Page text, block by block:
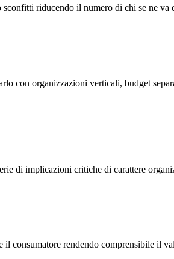
riducendo il numero di chi se ne va
con organizzazioni verticali, budget
di implicazioni critiche di carattere
consumatore rendendo comprensibile il